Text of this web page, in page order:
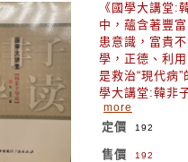
《國學大講堂:
中，蘊含著豐
患意識，富貴
學，正德、利
是救治“現代病
學大講堂:韓非
more
定價 192
售價 192